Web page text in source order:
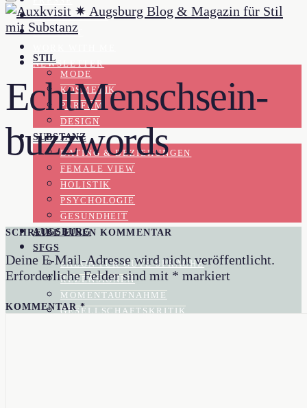
KOOPERATION
KONTAKT
NEWSLETTER
STIL
MODE
KOSMETIK
PARFUM
DESIGN
SUBSTANZ
DATING & BEZIEHUNGEN
FEMALE VIEW
HOLISTIK
PSYCHOLOGIE
GESUNDHEIT
AUGSBURG
SFGS
SALON FÜR GUTE SPRACHE
REZENSIONEN
MOMENTAUFNAHME
GESELLSCHAFTSKRITIK
EchtMenschsein-
buzzwords
SCHREIBE EINEN KOMMENTAR
Deine E-Mail-Adresse wird nicht veröffentlicht.
Erforderliche Felder sind mit * markiert
KOMMENTAR*